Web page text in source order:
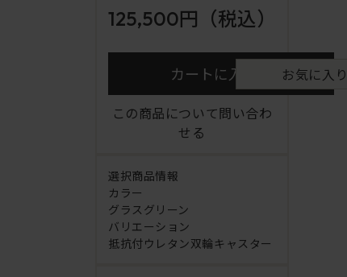
125,500円 （税込）
カートに入れる お気に入
この商品について問い合わ
せる
選択商品情報
カラー
グラスグリーン
バリエーション
抵抗付ウレタン双輪キャスター